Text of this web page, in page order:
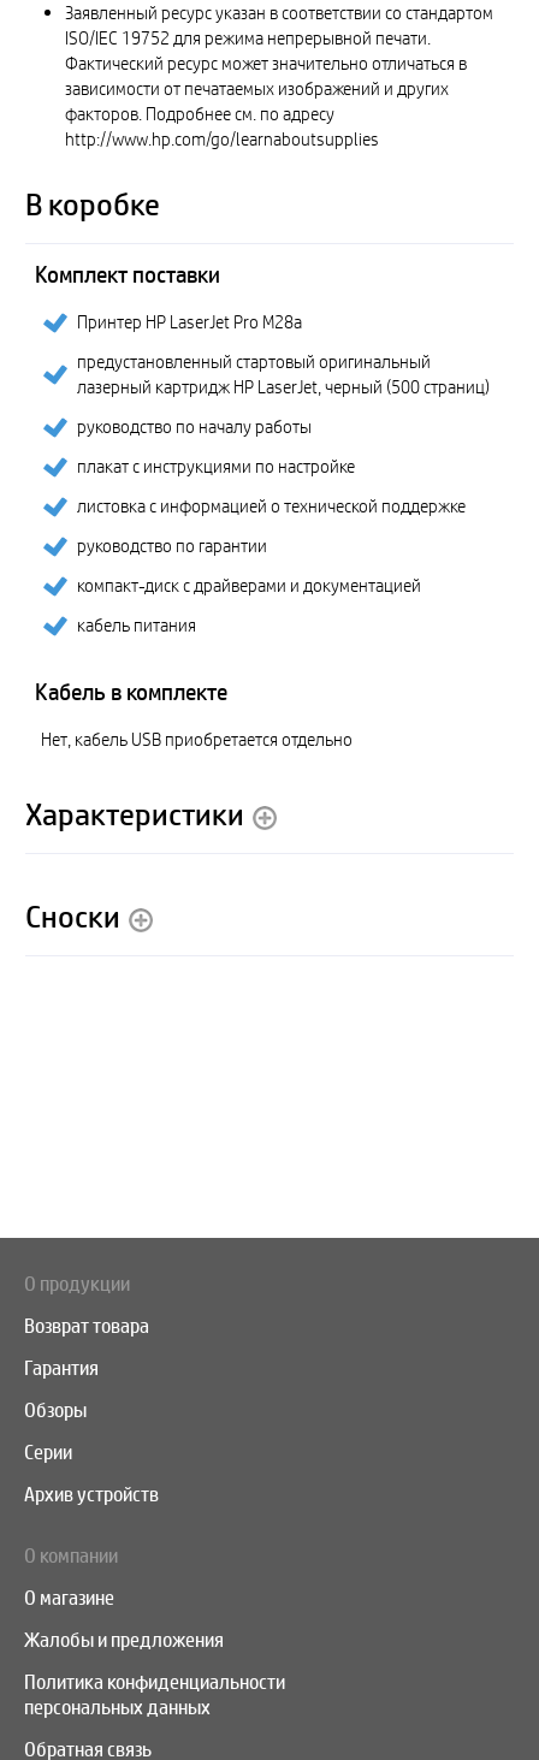
Заявленный ресурс указан в соответствии со стандартом
ISO/IEC 19752 для режима непрерывной печати.
Фактический ресурс может значительно отличаться в
зависимости от печатаемых изображений и других
факторов. Подробнее см. по адресу
http://www.hp.com/go/learnaboutsupplies
В коробке
Комплект поставки
Принтер HP LaserJet Pro M28a
предустановленный стартовый оригинальный
лазерный картридж HP LaserJet, черный (500 страниц)
руководство по началу работы
плакат с инструкциями по настройке
листовка с информацией о технической поддержке
руководство по гарантии
компакт-диск с драйверами и документацией
кабель питания
Кабель в комплекте
Нет, кабель USB приобретается отдельно
Характеристики
Сноски
О продукции
Возврат товара
Гарантия
Обзоры
Серии
Архив устройств
О компании
О магазине
Жалобы и предложения
Политика конфиденциальности
персональных данных
Обратная связь